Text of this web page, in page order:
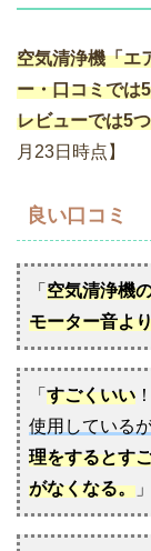
空気清浄機「エ
ー・口コミでは
レビューでは5
月23日時点】
良い口コミ
「 空気清浄機
モーター音よ
「 すごくいい ！
使用しているが
理をするとす
がなくなる。 」